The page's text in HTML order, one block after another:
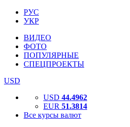
РУС
УКР
ВИДЕО
ФОТО
ПОПУЛЯРНЫЕ
СПЕЦПРОЕКТЫ
USD
USD 44.4962
EUR 51.3814
Все курсы валют